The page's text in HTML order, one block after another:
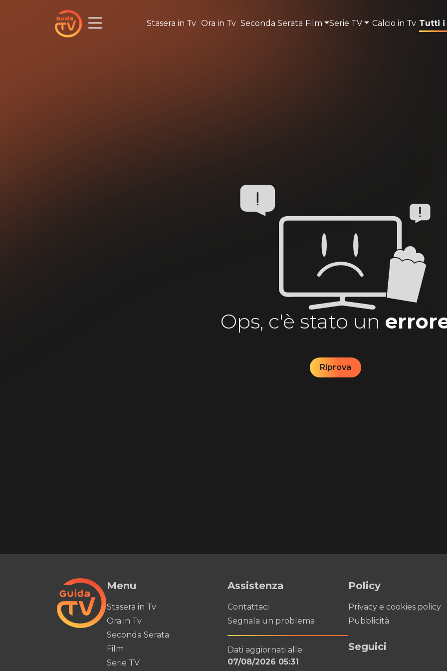
Stasera in Tv Ora in Tv Seconda Serata Film Serie TV Calcio in Tv Tutti i
Ops, c'è stato un
Riprova
Menu
Stasera in Tv
Ora in Tv
Seconda Serata
Film
Serie TV
Assistenza
Contattaci
Segnala un problema
Dati aggiornati alle:
07/08/2026 05:31
Policy
Privacy e cookies policy
Pubblicità
Seguici